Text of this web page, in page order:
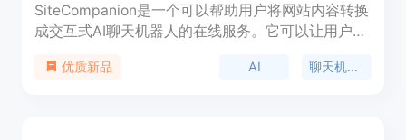
SiteCompanion是一个可以帮助用户将网站内容转换
成交互式AI聊天机器人的在线服务。它可以让用户轻
答用户的问题,为用户提供即时的指导和帮助。
优质新品 AI 聊天机器人